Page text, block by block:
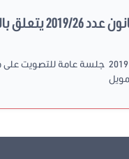
المبرمة بتاريخ...